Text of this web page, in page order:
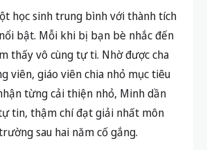
học sinh trung bình với thành tích
bật. Mỗi khi bị bạn bè nhắc đến
thấy vô cùng tự ti. Nhờ được cha
viên, giáo viên chia nhỏ mục tiêu
từng cải thiện nhỏ, Minh dần
tin, thậm chí đạt giải nhất môn
sau hai năm cố gắng.